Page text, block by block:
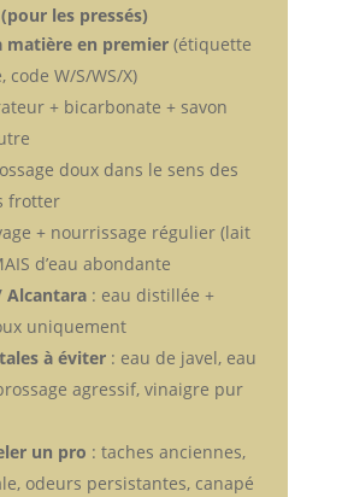
les pressés)
matière en premier(étiquette
code W/S/WS/X)
+ bicarbonate + savon
doux dans le sens des
frotter
+ nourrissage régulier (lait
d’eau abondante
: eau distillée +
uniquement
à éviter: eau de javel, eau
agressif, vinaigre pur
un pro : taches anciennes,
odeurs persistantes, canapé